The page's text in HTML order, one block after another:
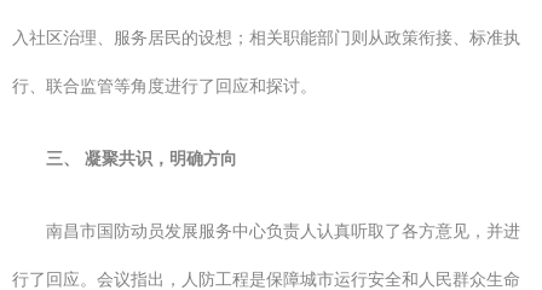
入社区治理、服务居民的设想；相关职能部门则从政策衔接、标准执
行、联合监管等角度进行了回应和探讨。
三、 凝聚共识，明确方向
南昌市国防动员发展服务中心负责人认真听取了各方意见，并进
行了回应。会议指出，人防工程是保障城市运行安全和人民群众生命